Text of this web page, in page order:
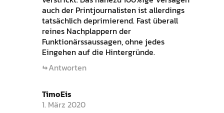
auch der Printjournalisten ist allerdings
tatsächlich deprimierend. Fast überall
reines Nachplappern der
Funktionärssaussagen, ohne jedes
Eingehen auf die Hintergründe.
Antworten
TimoEis
1. März 2020